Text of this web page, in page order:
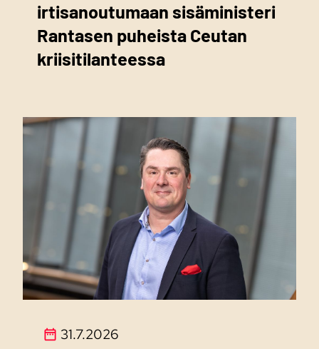
irtisanoutumaan sisäministeri
Rantasen puheista Ceutan
kriisitilanteessa
31.7.2026